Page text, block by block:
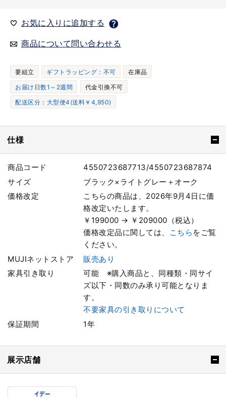
お気に入りに追加する
商品について問い合わせる
要組立 ギフトラッピング：不可
在庫品
お届け日数1～2週間
代金引換不可
配送区分：大型便4(送料￥4,950)
仕様
商品コード
4550723687713/4550723687874
サイズ
ブラック×ライトグレー＋オーク
価格改定
こちらの商品は、2026年9月4日に価
格改定いたします。
￥199000 → ￥209000（税込）
価格改定品に関しては、
こちら をご覧
ください。
MUJIネットストア
販売あり
家具引き取り
可能 ※購入商品と、同種類・同サイ
ズ以下・同数のみ承り可能となりま
す。
不要家具の引き取りについて
保証期間
1年
展示店舗